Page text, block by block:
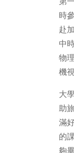
時
赴
中
物
機
大
助
滿
的
夠